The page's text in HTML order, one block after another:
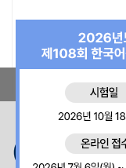
한국교육원 소개